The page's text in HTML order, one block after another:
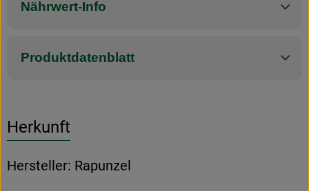
Nährwert-Info
Produktdatenblatt
Herkunft
Hersteller: Rapunzel